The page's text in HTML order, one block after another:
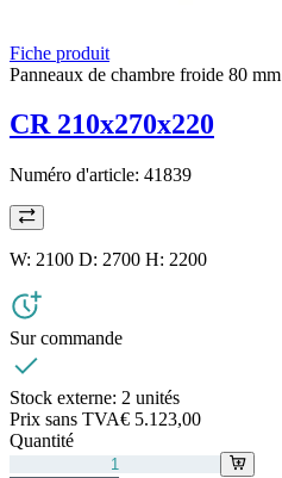
Fiche produit
Panneaux de chambre froide 80 mm
CR 210x270x220
Numéro d'article: 41839
W: 2100 D: 2700 H: 2200
Sur commande
Stock externe: 2 unités
Prix sans TVA€ 5.123,00
Quantité